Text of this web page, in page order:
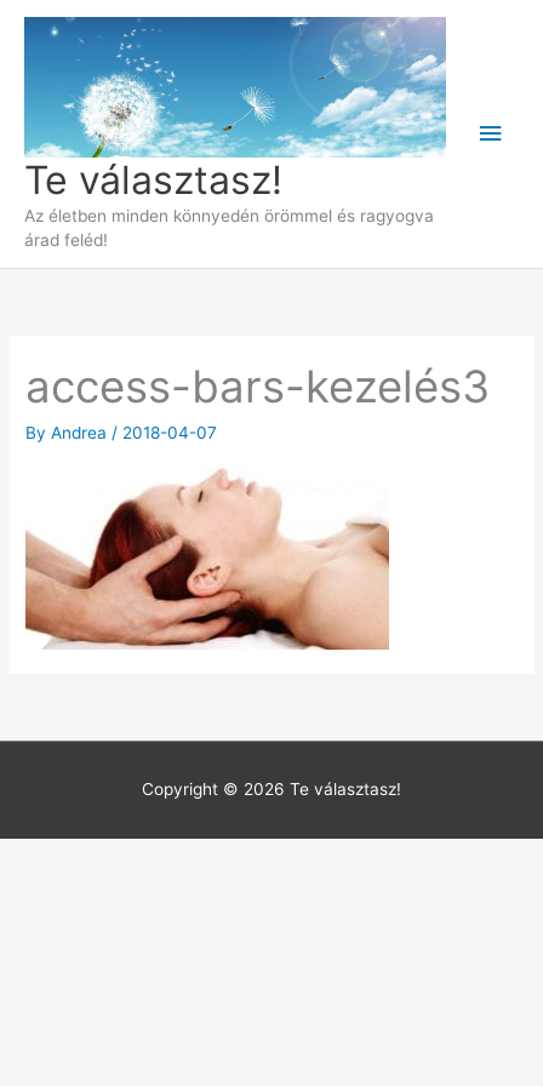
Skip
Te választasz!
Az életben minden könnyedén örömmel és ragyogva
árad feléd!
Main
access-bars-kezelés3
ByAndrea / 2018-04-07
Copyright © 2026 Te választasz!